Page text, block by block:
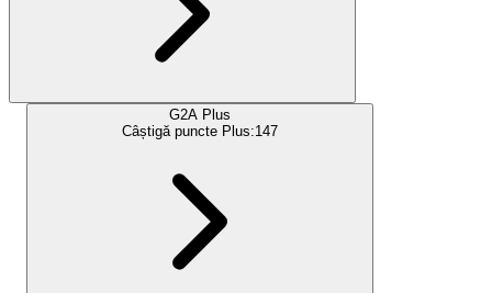
G2A Plus
Câștigă puncte Plus:147